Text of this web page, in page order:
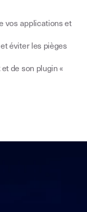
vos applications et
éviter les pièges
et de son plugin «